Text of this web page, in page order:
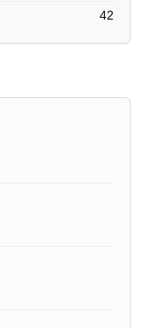
42